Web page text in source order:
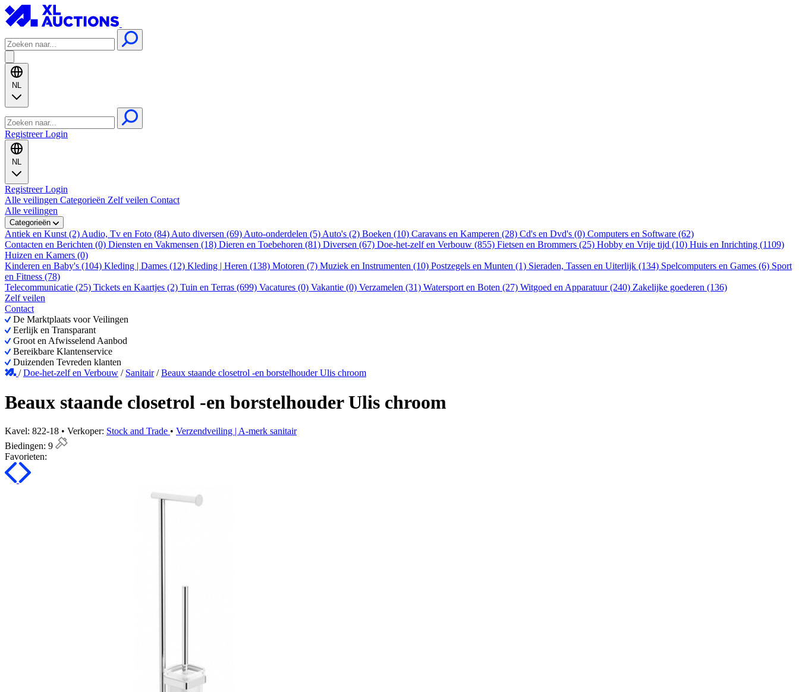
NL
RegistreerLogin
NL
RegistreerLogin
Alle veilingen Categorieën Zelf veilen Contact
Alle veilingen
Categorieën
Antiek en Kunst (2) Audio, Tv en Foto (84) Auto diversen (69) Auto-onderdelen (5) Auto's (2) Boeken (10) Caravans en Kamperen (28) Cd's en Dvd's (0) Computers en Software (62)
Contacten en Berichten (0) Diensten en Vakmensen (18) Dieren en Toebehoren (81) Diversen (67) Doe-het-zelf en Verbouw (855) Fietsen en Brommers (25) Hobby en Vrije tijd (10) Huis en Inrichting (1109)
Huizen en Kamers (0)
Kinderen en Baby's (104) Kleding | Dames (12) Kleding | Heren (138) Motoren (7) Muziek en Instrumenten (10) Postzegels en Munten (1) Sieraden, Tassen en Uiterlijk (134) Spelcomputers en Games (6) Sport
en Fitness (78)
Telecommunicatie (25) Tickets en Kaartjes (2) Tuin en Terras (699) Vacatures (0) Vakantie (0) Verzamelen (31) Watersport en Boten (27) Witgoed en Apparatuur (240) Zakelijke goederen (136)
Zelf veilen
Contact
De Marktplaats voor Veilingen
Eerlijk en Transparant
Groot en Afwisselend Aanbod
Bereikbare Klantenservice
Duizenden Tevreden klanten
/Doe-het-zelf en Verbouw / Sanitair /Beaux staande closetrol -en borstelhouder Ulis chroom
Beaux staande closetrol -en borstelhouder Ulis chroom
Kavel: 822-18 • Verkoper: Stock and Trade • Verzendveiling | A-merk sanitair
Biedingen: 9
Favorieten: